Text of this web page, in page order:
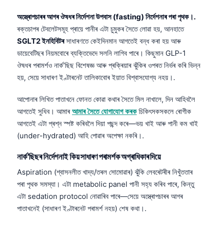
অস্ত্ৰোপচাৰৰ আগৰ ঔষধৰ নিৰ্দেশনা উপবাস (fasting) নিৰ্দেশনাৰ পৰা পৃথক।.
ৰক্তচাপৰ টেবলেটসমূহ প্ৰায়ে পানীৰ এটা চুমুকৰ সৈতে লোৱা হয়, আনহাতে
SGLT2 ইনহিবিটৰসাধাৰণতে কেইদিনমান আগতেই বন্ধ কৰা হয় আৰু
ডায়েবেটিছৰ নিয়মবোৰে ব্যক্তিভেদে সলনি লাগিব পাৰে। কিছুমান GLP-1
ঔষধৰ পৰামৰ্শও নাৰ্ক’ছিছ বিশেষজ্ঞ আৰু প্ৰক্ৰিয়াৰ ঝুঁকিৰ ওপৰত নিৰ্ভৰ কৰি ভিন্ন
হয়, সেয়ে সাধাৰণ ইণ্টাৰনেট তালিকাবোৰ ইয়াত বিশ্বাসযোগ্য নহয়।.
আপোনাৰ লিখিত পাতাখনে ফোনত কোৱা কথাৰ সৈতে মিল নাখালে, দিন আহিবলৈ
আগতেই সুধিব। আমাৰ আমাৰ সৈতে যোগাযোগ কৰকচিকিৎসকসকলে ৰোগীক
আগতেই এটা প্ৰশ্ন স্পষ্ট কৰিবলৈ দিয়া পছন্দ কৰে—ভয় খাই আৰু পানী কম খাই
(under-hydrated) আহি পোৱাৰ অপেক্ষা নকৰি।.
নাৰ্ক’ছিছৰ নিৰ্দেশনাই কিয় সাধাৰণ পৰামৰ্শক অগ্ৰাধিকাৰ দিয়ে
Aspiration (শ্বাসনলীত খাদ্য/তৰল সোমোৱাৰ) ঝুঁকি লেবৰেটৰীৰ নিখুঁততাৰ
পৰা পৃথক সমস্যা। এটা metabolic panel পানী সহ্য কৰিব পাৰে, কিন্তু
এটা sedation protocol নোৱাৰিব পাৰে—সেয়ে অস্ত্ৰোপচাৰৰ আগৰ
পাতাখনেই (সাধাৰণ ইণ্টাৰনেট পৰামৰ্শ নহয়) শেষ কথা।.
Català
Қазақ тілі
Suomi
Hrvatski
پښتو
سنڌي
සිංහල
Galego
Latviešu valoda
Македонски јазик
Euskara